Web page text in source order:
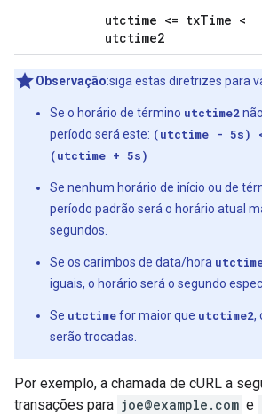
utctime <= txTime <
utctime2
Observação:siga estas diretrizes para
Se o horário de término utctime2
período será este: (utctime - 5s)
(utctime + 5s)
Se nenhum horário de início ou de
período padrão será o horário atual
segundos.
Se os carimbos de data/hora
iguais, o horário será o segundo
Se utctimefor maior que utctime2,
serão trocadas.
Por exemplo, a chamada de cURL a
transações para joe@example.com e